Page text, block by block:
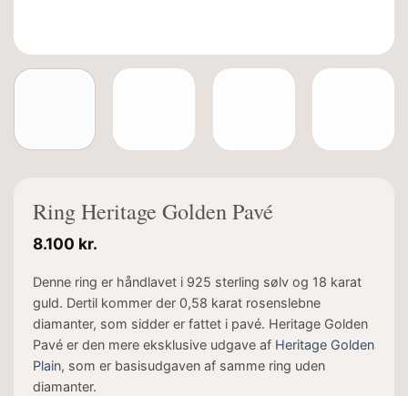
Ring Heritage Golden Pavé
8.100 kr.
Denne ring er håndlavet i 925 sterling sølv og 18 karat
guld. Dertil kommer der 0,58 karat rosenslebne
diamanter, som sidder er fattet i pavé. Heritage Golden
Pavé er den mere eksklusive udgave af Heritage Golden
Plain, som er basisudgaven af samme ring uden
diamanter.